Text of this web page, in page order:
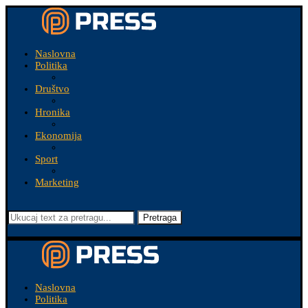
Naslovna
Politika
Društvo
Hronika
Ekonomija
Sport
Marketing
Pretraga
Naslovna
Politika